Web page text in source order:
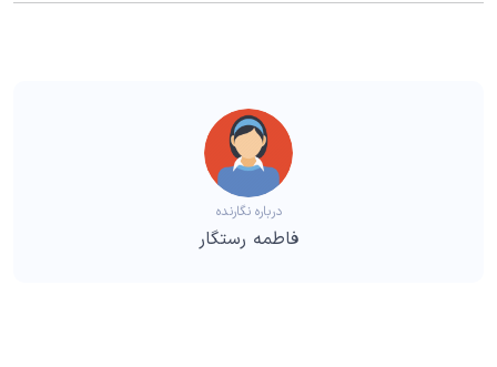
درباره نگارنده
فاطمه رستگار